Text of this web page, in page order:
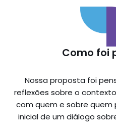
Como foi
Nossa proposta foi
reflexões sobre o
com quem e sobre
inicial de um diálogo